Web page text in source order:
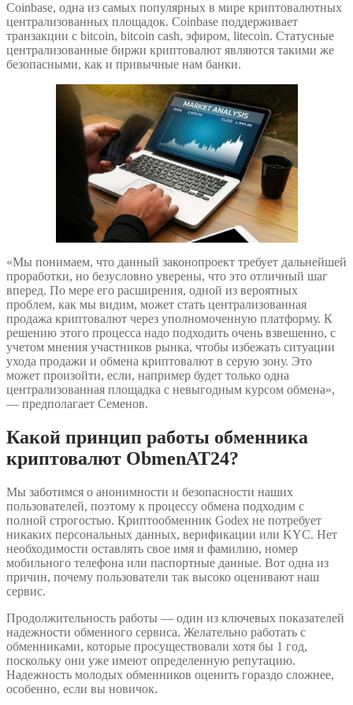
Coinbase, одна из самых популярных в мире криптовалютных
централизованных площадок. Coinbase поддерживает
транзакции с bitcoin, bitcoin cash, эфиром, litecoin. Статусные
централизованные биржи криптовалют являются такими же
безопасными, как и привычные нам банки.
«Мы понимаем, что данный законопроект требует дальнейшей
проработки, но безусловно уверены, что это отличный шаг
вперед. По мере его расширения, одной из вероятных
проблем, как мы видим, может стать централизованная
продажа криптовалют через уполномоченную платформу. К
решению этого процесса надо подходить очень взвешенно, с
учетом мнения участников рынка, чтобы избежать ситуации
ухода продажи и обмена криптовалют в серую зону. Это
может произойти, если, например будет только одна
централизованная площадка с невыгодным курсом обмена»,
— предполагает Семенов.
Какой принцип работы обменника
криптовалют ObmenAT24?
Мы заботимся о анонимности и безопасности наших
пользователей, поэтому к процессу обмена подходим с
полной строгостью. Криптообменник Godex не потребует
никаких персональных данных, верификации или KYC. Нет
необходимости оставлять свое имя и фамилию, номер
мобильного телефона или паспортные данные. Вот одна из
причин, почему пользователи так высоко оценивают наш
сервис.
Продолжительность работы — один из ключевых показателей
надежности обменного сервиса. Желательно работать с
обменниками, которые просуществовали хотя бы 1 год,
поскольку они уже имеют определенную репутацию.
Надежность молодых обменников оценить гораздо сложнее,
особенно, если вы новичок.